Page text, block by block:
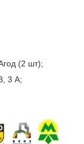
(2 шт);
3 A;